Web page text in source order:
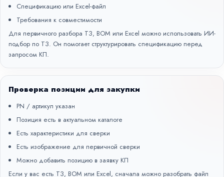
Спецификацию или Excel-файл
Требования к совместимости
Для первичного разбора ТЗ, BOM или Excel можно использовать ИИ-
подбор по ТЗ. Он помогает структурировать спецификацию перед
запросом КП.
Проверка позиции для закупки
PN / артикул указан
Позиция есть в актуальном каталоге
Есть характеристики для сверки
Есть изображение для первичной сверки
Можно добавить позицию в заявку КП
Если у вас есть ТЗ, BOM или Excel, сначала можно разобрать файл